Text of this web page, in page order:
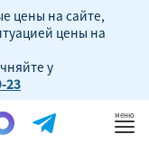
цены на сайте,
цены на
у
23